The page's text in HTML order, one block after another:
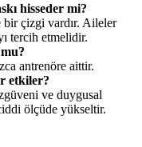
hisseder mi?
bir çizgi vardır. Aileler
tercih etmelidir.
antrenöre aittir.
etkiler?
ve duygusal
ölçüde yükseltir.